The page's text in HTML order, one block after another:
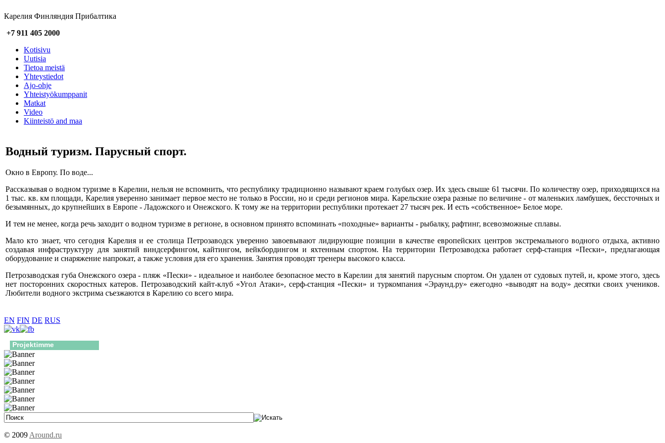
Карелия Финляндия Прибалтика
+7 911 405 2000
Kotisivu
Uutisia
Tietoa meistä
Yhteystiedot
Ajo-ohje
Yhteistyökumppanit
Matkat
Video
Kiinteistö and maa
Водный туризм. Парусный спорт.
Окно в Европу. По воде...
Рассказывая о водном туризме в Карелии, нельзя не вспомнить, что республику традиционно называют краем голубых озер. Их здесь свыше 61 тысячи. По количеству озер, приходящихся на
1 тыс. кв. км площади, Карелия уверенно занимает первое место не только в России, но и среди регионов мира. Карельские озера разные по величине - от маленьких ламбушек, бессточных и
безымянных, до крупнейших в Европе - Ладожского и Онежского. К тому же на территории республики протекает 27 тысяч рек. И есть «собственное» Белое море.
И тем не менее, когда речь заходит о водном туризме в регионе, в основном принято вспоминать «походные» варианты - рыбалку, рафтинг, всевозможные сплавы.
Мало кто знает, что сегодня Карелия и ее столица Петрозаводск уверенно завоевывают лидирующие позиции в качестве европейских центров экстремального водного отдыха, активно
создавая инфраструктуру для занятий виндсерфингом, кайтингом, вейкбордингом и яхтенным спортом. На территории Петрозаводска работает серф-станция «Пески», предлагающая
оборудование и снаряжение напрокат, а также условия для его хранения. Занятия проводят тренеры высокого класса.
Петрозаводская губа Онежского озера - пляж «Пески» - идеальное и наиболее безопасное место в Карелии для занятий парусным спортом. Он удален от судовых путей, и, кроме этого, здесь
нет посторонних скоростных катеров. Петрозаводский кайт-клуб «Угол Атаки», серф-станция «Пески» и туркомпания «Эраунд.ру» ежегодно «выводят на воду» десятки своих учеников.
Любители водного экстрима съезжаются в Карелию со всего мира.
EN FIN DE RUS
Projektimme
© 2009 Around.ru